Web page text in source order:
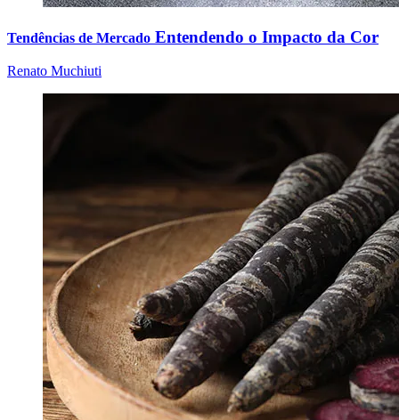
Tendências de Mercado Entendendo o Impacto da Cor
Renato Muchiuti